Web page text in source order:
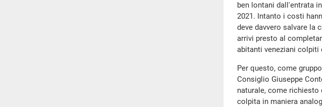
ben lontani dall'entrata
2021. Intanto i costi
deve davvero salvare la
arrivi presto al
abitanti veneziani
Per questo, come
Consiglio Giuseppe
naturale, come richiesto
colpita in maniera